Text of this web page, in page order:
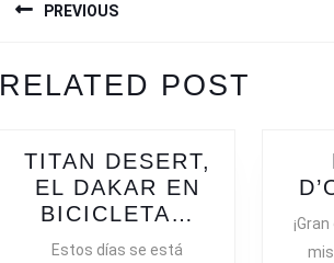
DE
ENTRADAS
PREVIOUS
post:
RELATED POST
TITAN DESERT,
EL DAKAR EN
BICICLETA…
DESERT,
Estos días se está